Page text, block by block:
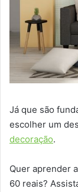
Já que são
escolher um
decoração.
Quer aprender
60 reais?